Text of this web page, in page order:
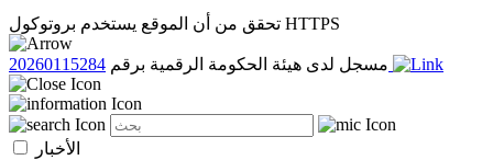
تحقق من أن الموقع يستخدم بروتوكول HTTPS
مسجل لدى هيئة الحكومة الرقمية برقم
الأخبار